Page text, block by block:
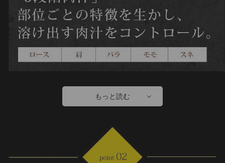
もっと読む